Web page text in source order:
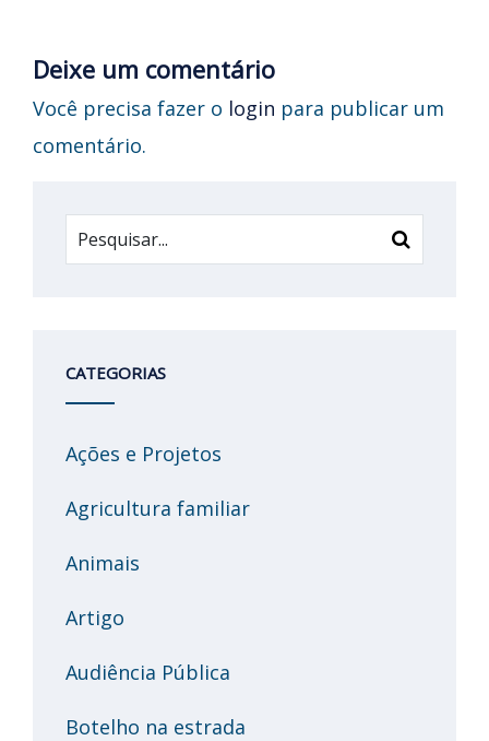
Deixe um comentário
Você precisa fazer o login para publicar um
comentário.
CATEGORIAS
Ações e Projetos
Agricultura familiar
Animais
Artigo
Audiência Pública
Botelho na estrada